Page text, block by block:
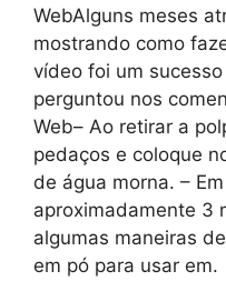
WebAlguns meses
mostrando como
vídeo foi um
perguntou nos
Web– Ao retirar a
pedaços e coloque
de água morna. –
aproximadamente 3
algumas maneiras
em pó para usar em.